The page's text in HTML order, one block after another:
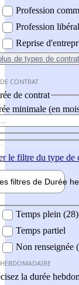
Profession
Profession
Reprise
de types de contrat
CONTRAT
de contrat
minimale (en
le filtre du type de
filtres de Durée
Temps plein (28)
Temps partiel
Non renseignée
la durée